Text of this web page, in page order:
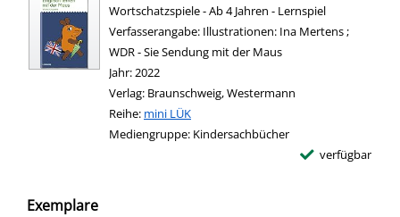
Wortschatzspiele - Ab 4 Jahren - Lernspiel
Suche nach diesem Verfasser
Verfasserangabe: Illustrationen: Ina Mertens ;
WDR - Sie Sendung mit der Maus
Jahr:2022
Verlag: Braunschweig, Westermann
Reihe: mini LÜK
Mediengruppe: Kindersachbücher
verfügbar
Exemplare